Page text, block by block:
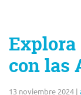
Explora
con las
13 noviembre 2024 |